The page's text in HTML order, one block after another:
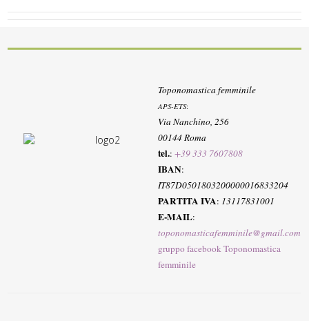
Toponomastica femminile
APS-ETS:
Via Nanchino, 256
00144 Roma
tel.:+39 333 7607808
IBAN:
IT87D0501803200000016833204
PARTITA IVA: 13117831001
E-MAIL:
toponomasticafemminile@gmail.com
gruppo facebook Toponomastica
femminile